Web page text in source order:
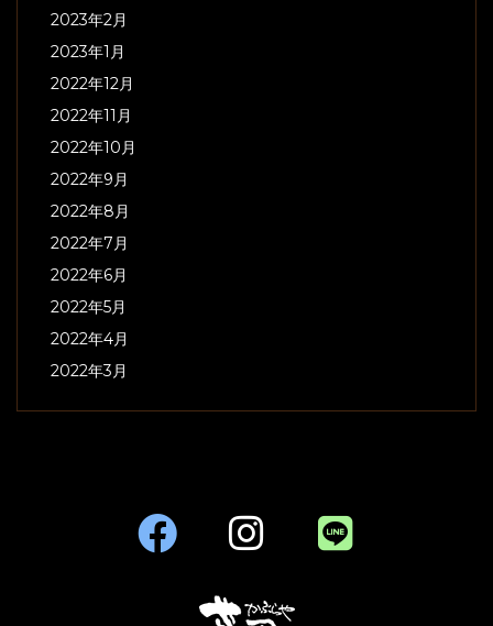
2023年2月
2023年1月
2022年12月
2022年11月
2022年10月
2022年9月
2022年8月
2022年7月
2022年6月
2022年5月
2022年4月
2022年3月